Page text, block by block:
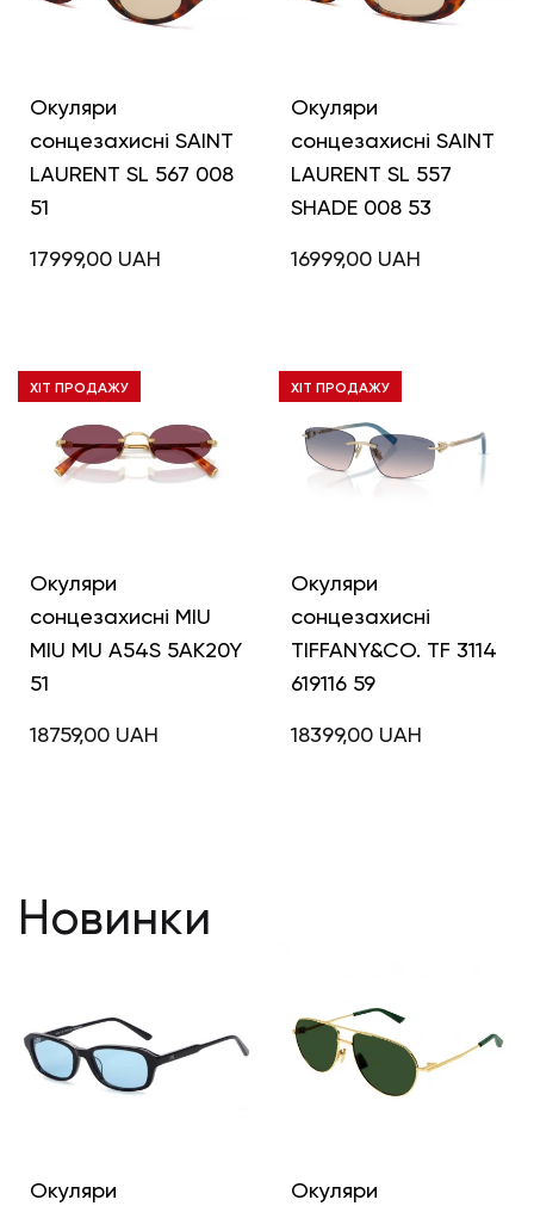
Окуляри
сонцезахисні SAINT
LAURENT SL 567 008
51
17999,00 UAH
Окуляри
сонцезахисні SAINT
LAURENT SL 557
SHADE 008 53
16999,00 UAH
ХІТ ПРОДАЖУ
Окуляри
сонцезахисні MIU
MIU MU A54S 5AK20Y
51
18759,00 UAH
ХІТ ПРОДАЖУ
Окуляри
сонцезахисні
TIFFANY&CO. TF 3114
619116 59
18399,00 UAH
Новинки
Окуляри
Окуляри